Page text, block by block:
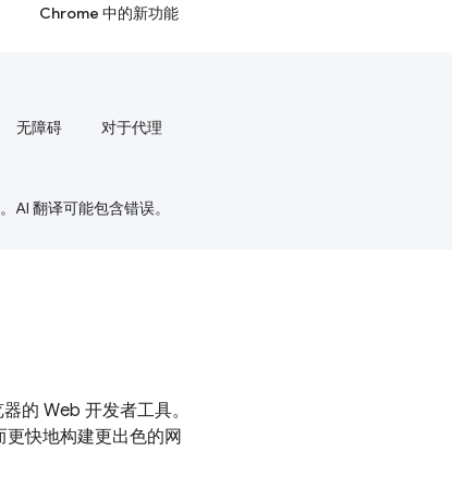
Chrome 中的新功能
无障碍 对于代理
AI 翻译可能包含错误。
的 Web 开发者工具。
快地构建更出色的网